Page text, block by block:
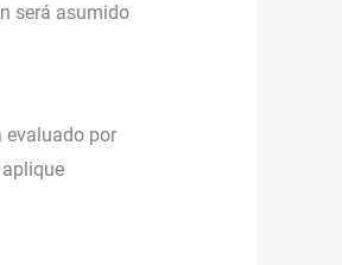
será asumido
evaluado por